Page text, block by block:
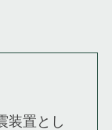
装置とし